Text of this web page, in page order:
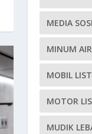
MEDIA
MINUM
MOBIL
MOTOR
MUDIK